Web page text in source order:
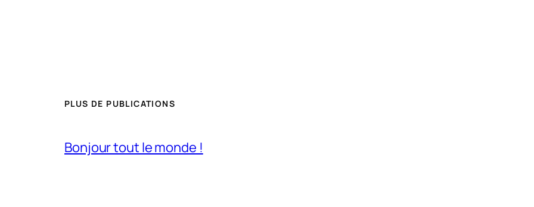
PLUS DE PUBLICATIONS
Bonjour tout le monde !